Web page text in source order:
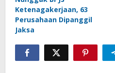
pos
Ketenagakerjaan, 63
Perusahaan Dipanggil
Jaksa